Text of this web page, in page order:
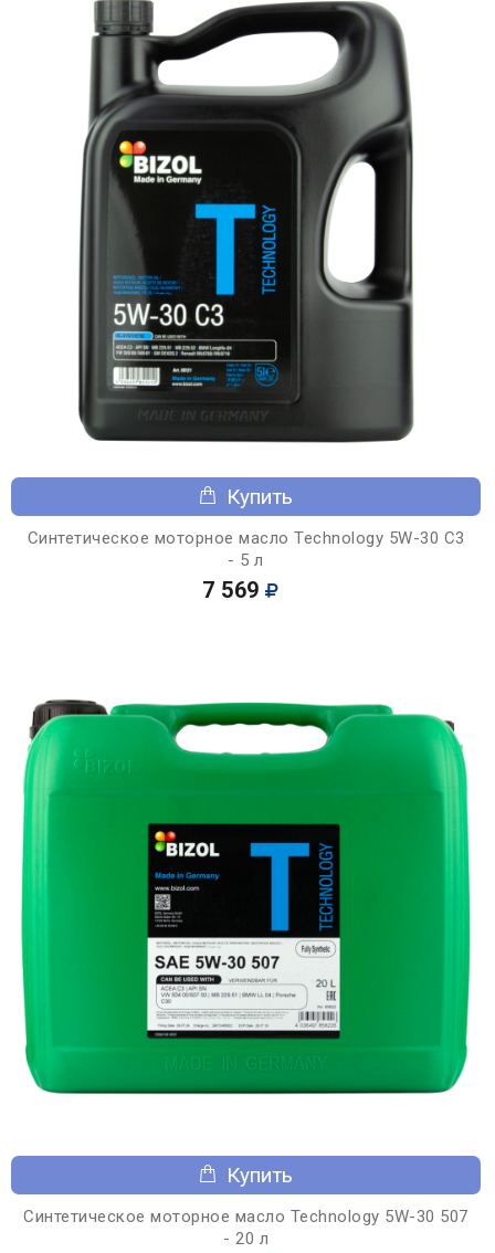
Купить
Синтетическое моторное масло Technology 5W-30 C3
- 5 л
7 569
Купить
Синтетическое моторное масло Technology 5W-30 507
- 20 л